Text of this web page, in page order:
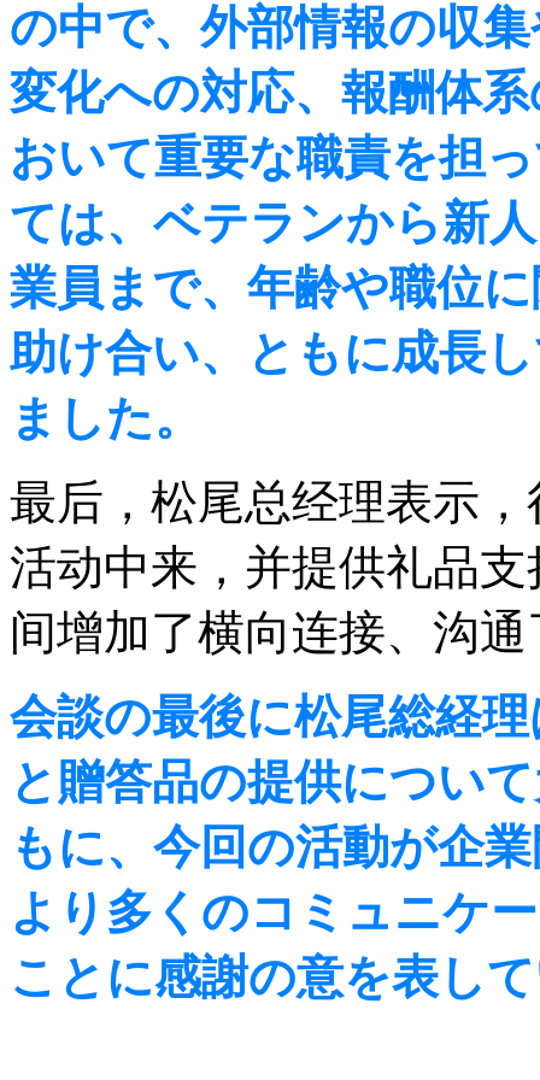
の中で、外部情報の収
変化への対応、報酬体
おいて重要な職責を担
ては、ベテランから新
業員まで、年齢や職位
助け合い、ともに成長
ました。
最后，松尾总经理表示
活动中来，并提供礼品
间增加了横向连接、沟
会談の最後に松尾総経
と贈答品の提供につい
もに、今回の活動が企
より多くのコミュニケ
ことに感謝の意を表し